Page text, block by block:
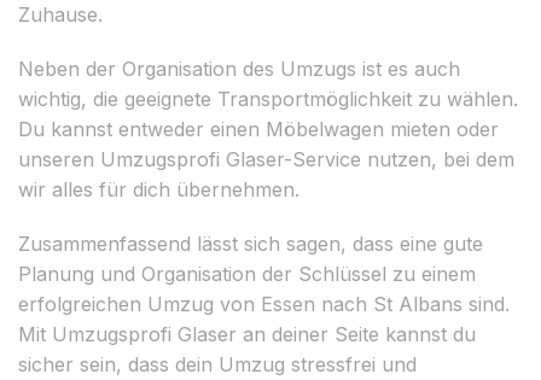
Zuhause.
Neben der Organisation des Umzugs ist es auch
wichtig, die geeignete Transportmöglichkeit zu wählen.
Du kannst entweder einen Möbelwagen mieten oder
unseren Umzugsprofi Glaser-Service nutzen, bei dem
wir alles für dich übernehmen.
Zusammenfassend lässt sich sagen, dass eine gute
Planung und Organisation der Schlüssel zu einem
erfolgreichen Umzug von Essen nach St Albans sind.
Mit Umzugsprofi Glaser an deiner Seite kannst du
sicher sein, dass dein Umzug stressfrei und